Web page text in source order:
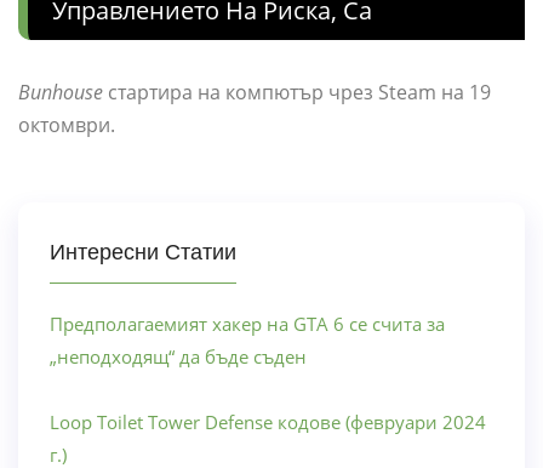
Управлението На Риска, Са
Bunhouse стартира на компютър чрез Steam на 19
октомври.
Интересни Статии
Предполагаемият хакер на GTA 6 се счита за
„неподходящ“ да бъде съден
Loop Toilet Tower Defense кодове (февруари 2024
г.)